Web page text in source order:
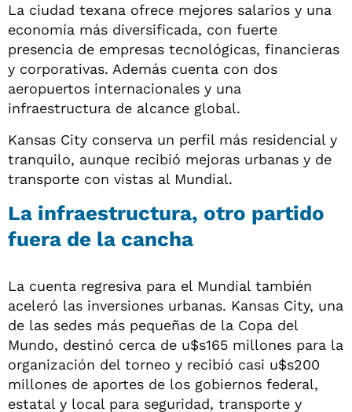
La ciudad texana ofrece mejores salarios y una
economía más diversificada, con fuerte
presencia de empresas tecnológicas, financieras
y corporativas. Además cuenta con dos
aeropuertos internacionales y una
infraestructura de alcance global.
Kansas City conserva un perfil más residencial y
tranquilo, aunque recibió mejoras urbanas y de
transporte con vistas al Mundial.
La infraestructura, otro partido
fuera de la cancha
La cuenta regresiva para el Mundial también
aceleró las inversiones urbanas. Kansas City, una
de las sedes más pequeñas de la Copa del
Mundo, destinó cerca de u$s165 millones para la
organización del torneo y recibió casi u$s200
millones de aportes de los gobiernos federal,
estatal y local para seguridad, transporte y